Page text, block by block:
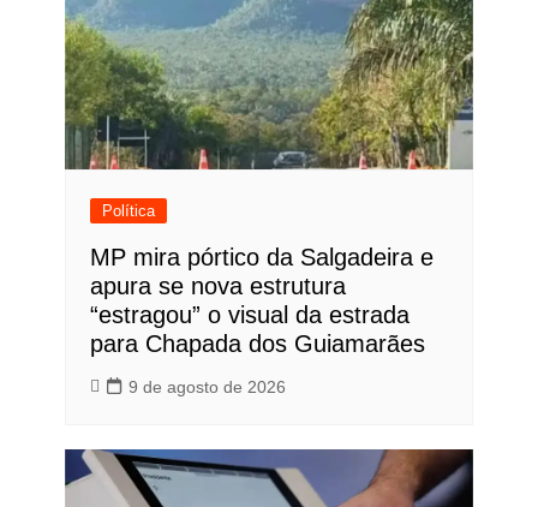
Política
MP mira pórtico da Salgadeira e
apura se nova estrutura
“estragou” o visual da estrada
para Chapada dos Guiamarães
9 de agosto de 2026